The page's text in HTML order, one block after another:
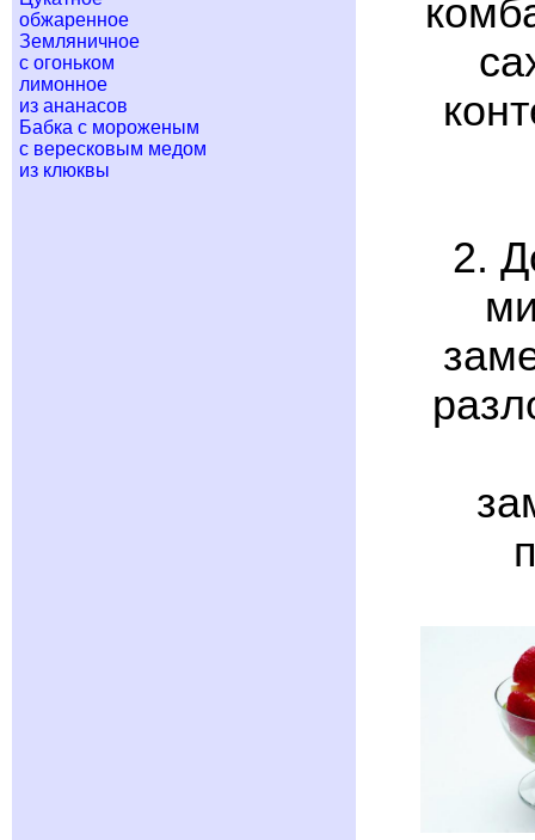
обжаренное
Земляничное
с огоньком
лимонное
из ананасов
Бабка с мороженым
с вересковым медом
из клюквы
2.